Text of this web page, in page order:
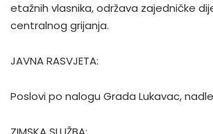
etažnih vlasnika, održava zajedničke
centralnog grijanja.
JAVNA RASVJETA:
Poslovi po nalogu Grada Lukavac,